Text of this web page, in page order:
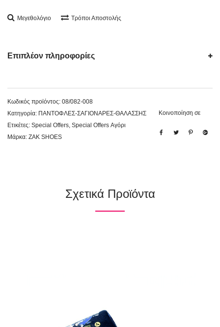
Μεγεθολόγιο Τρόποι Αποστολής
Επιπλέον πληροφορίες
Κωδικός προϊόντος: 08/082-008
Κατηγορία: ΠΑΝΤΟΦΛΕΣ-ΣΑΓΙΟΝΑΡΕΣ-ΘΑΛΑΣΣΗΣ
Ετικέτες: Special Offers, Special Offers Αγόρι
Μάρκα: ZAK SHOES
Κοινοποίηση σε
Σχετικά Προϊόντα